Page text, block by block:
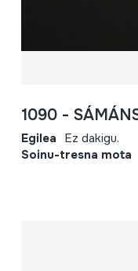
1090 -
Egilea Ez dakigu.
Soinu-tresna mota